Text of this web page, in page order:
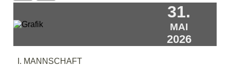
31.
MAI
2026
I. MANNSCHAFT